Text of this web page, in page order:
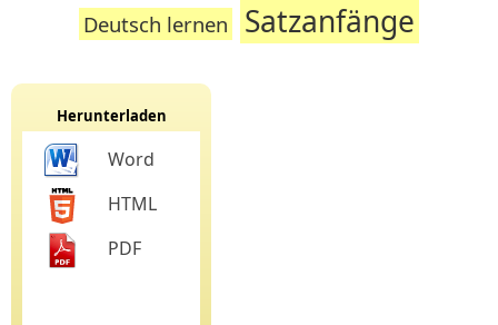
Deutsch lernen Satzanfänge
Herunterladen
Word
HTML
PDF